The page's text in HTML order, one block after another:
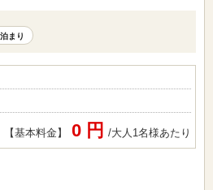
まり
【基本料金】 0 円 /大人1名様あたり